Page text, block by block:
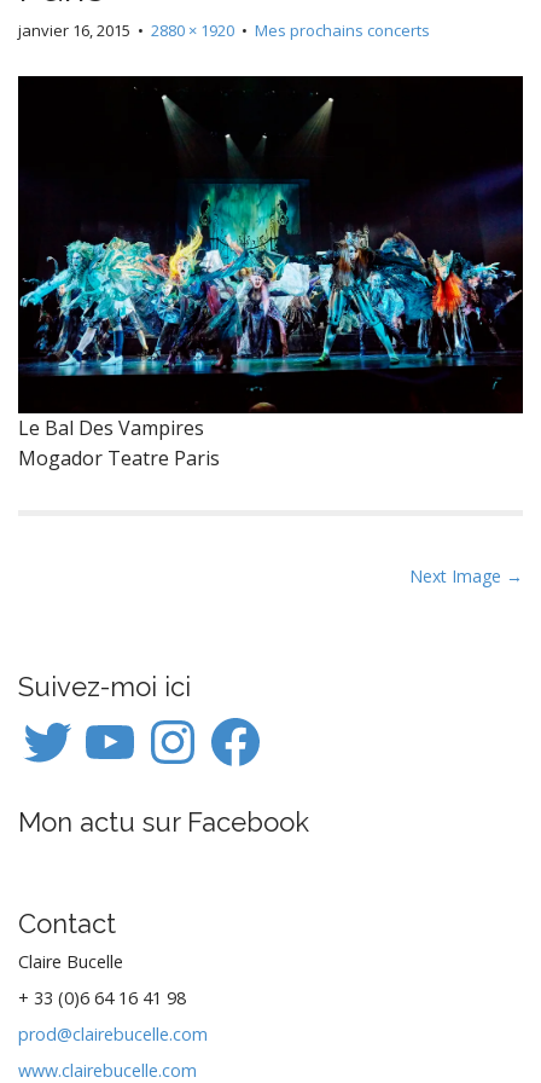
janvier 16, 2015 • 2880 × 1920 • Mes prochains concerts
Le Bal Des Vampires
Mogador Teatre Paris
t
n
a
v
g
i
o
n
Next Image →
Suivez-moi ici
Twitter InstagramFacebook
Mon actu sur Facebook
Contact
Claire Bucelle
+ 33 (0)6 64 16 41 98
prod@clairebucelle.com
www.clairebucelle.com